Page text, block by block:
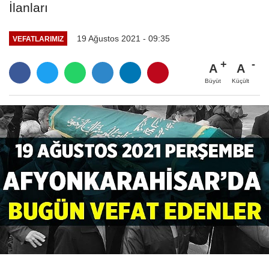
İlanları
VEFATLARIMIZ 19 Ağustos 2021 - 09:35
A
Büyüt
A
Küçült